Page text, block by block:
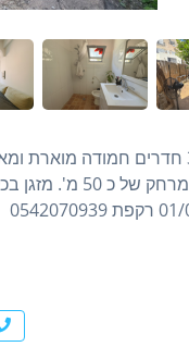
להשכרה ללא תיווך! דירת 3
הדירה כ - 60